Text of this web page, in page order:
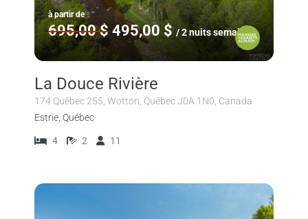
à partir de
695,00 $ 495,00 $ / 2 nuits semaine
La Douce Rivière
174 Québec 255, Wotton, Québec J0A 1N0, Canada
Estrie, Québec
4 2 11